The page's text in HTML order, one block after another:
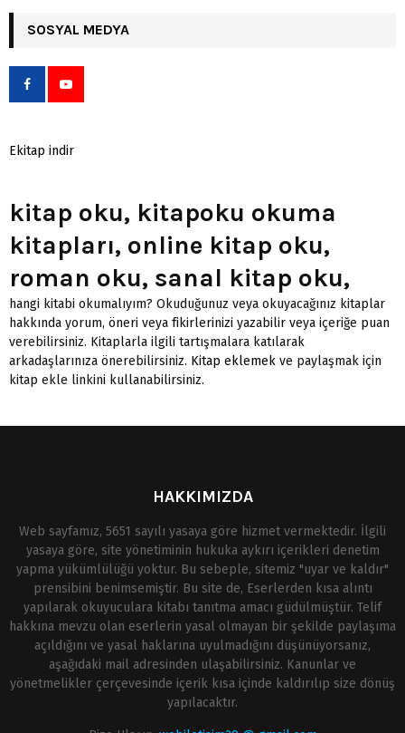
SOSYAL MEDYA
Ekitap indir
kitap oku, kitapoku okuma
kitapları, online kitap oku,
roman oku, sanal kitap oku,
hangi kitabi okumalıyım? Okuduğunuz veya okuyacağınız kitaplar
hakkında yorum, öneri veya fikirlerinizi yazabilir veya içeriğe puan
verebilirsiniz. Kitaplarla ilgili tartışmalara katılarak
arkadaşlarınıza önerebilirsiniz. Kitap eklemek ve paylaşmak için
kitap ekle linkini kullanabilirsiniz.
HAKKIMIZDA
Web sayfamız, 5651 sayılı yasaya göre hizmet vermektedir. İlgili
yasaya göre, site yönetiminin hukuka aykırı içerikleri denetim
yapma yükümlülüğü yoktur. Bu sebeple, sitemiz "uyar ve kaldır"
prensibini benimsemiştir. Bu site de, Eserlerden kısa alıntı
yapılarak okuyuculara kitabı tanıtma amacı güdülmüştür. Telif
hakkına mevzu olan eserlerin yasal olmayan bir şekilde paylaşıma
açıldığını ve yasal haklarına uyulmadığını düşünüyorsanız,
aşağıdaki mail adresinden ulaşabilirsiniz. Kanunlar ve
yönetmelikler çerçevesinde içerik kısa içinde kaldırılıp size dönüş
yapılacaktır.